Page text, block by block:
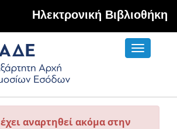
Hλεκτρονική Βιβλιοθήκη
Toggle
αναρτηθεί ακόμα στην